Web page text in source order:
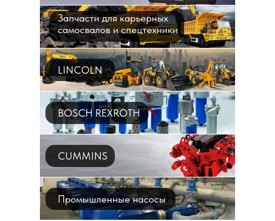
Запчасти для карьерных
самосвалов и спецтехники
LINCOLN
BOSCH REXROTH
CUMMINS
Промышленные насосы